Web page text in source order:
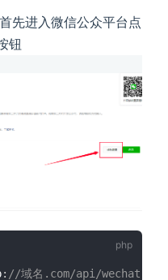
先进入微信公众平台点
钮
: //域名.com/api/